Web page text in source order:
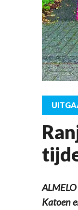
Katoen